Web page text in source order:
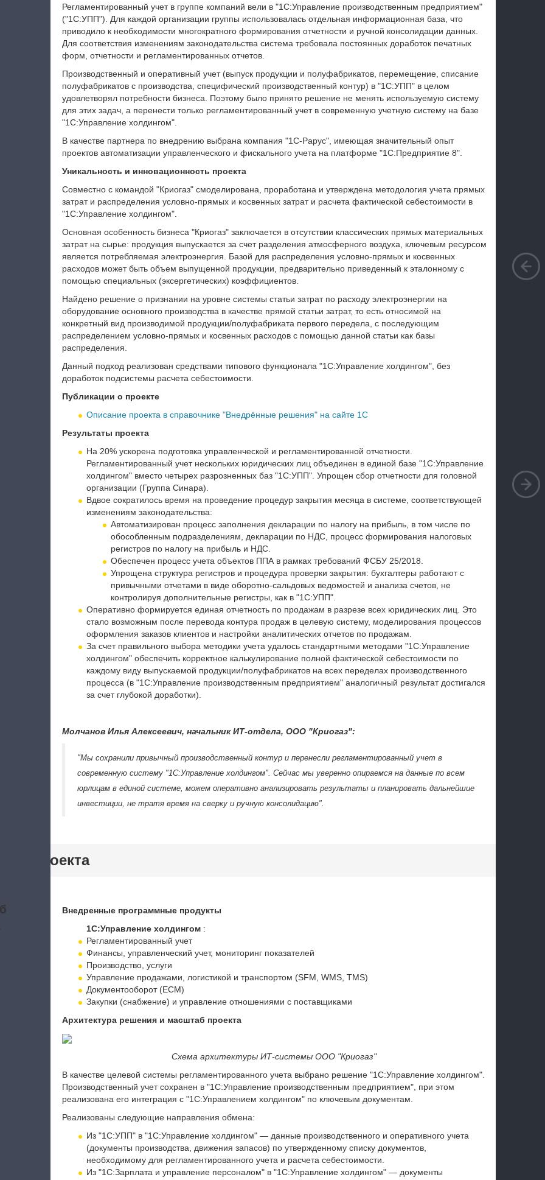
Регламентированный учет в группе компаний вели в "1С:Управление производственным предприятием"
("1С:УПП"). Для каждой организации группы использовалась отдельная информационная база, что
приводило к необходимости многократного формирования отчетности и ручной консолидации данных.
Для соответствия изменениям законодательства система требовала постоянных доработок печатных
форм, отчетности и регламентированных отчетов.
Производственный и оперативный учет (выпуск продукции и полуфабрикатов, перемещение, списание
полуфабрикатов с производства, специфический производственный контур) в "1С:УПП" в целом
удовлетворял потребности бизнеса. Поэтому было принято решение не менять используемую систему
для этих задач, а перенести только регламентированный учет в современную учетную систему на базе
"1С:Управление холдингом".
В качестве партнера по внедрению выбрана компания "1С‑Рарус", имеющая значительный опыт
проектов автоматизации управленческого и фискального учета на платформе "1С:Предприятие 8".
Уникальность и инновационность проекта
Совместно с командой "Криогаз" смоделирована, проработана и утверждена методология учета прямых
затрат и распределения условно-прямых и косвенных затрат и расчета фактической себестоимости в
"1С:Управление холдингом".
Основная особенность бизнеса "Криогаз" заключается в отсутствии классических прямых материальных
затрат на сырье: продукция выпускается за счет разделения атмосферного воздуха, ключевым ресурсом
является потребляемая электроэнергия. Базой для распределения условно-прямых и косвенных
расходов может быть объем выпущенной продукции, предварительно приведенный к эталонному с
помощью специальных (эксергетических) коэффициентов.
Найдено решение о признании на уровне системы статьи затрат по расходу электроэнергии на
оборудование основного производства в качестве прямой статьи затрат, то есть относимой на
конкретный вид производимой продукции/полуфабриката первого передела, с последующим
распределением условно-прямых и косвенных расходов с помощью данной статьи как базы
распределения.
Данный подход реализован средствами типового функционала "1С:Управление холдингом", без
доработок подсистемы расчета себестоимости.
Публикации о проекте
Описание проекта в справочнике "Внедрённые решения" на сайте 1С
Результаты проекта
На 20% ускорена подготовка управленческой и регламентированной отчетности.
Регламентированный учет нескольких юридических лиц объединен в единой базе "1С:Управление
холдингом" вместо четырех разрозненных баз "1С:УПП". Упрощен сбор отчетности для головной
организации (Группа Синара).
Вдвое сократилось время на проведение процедур закрытия месяца в системе, соответствующей
изменениям законодательства:
Автоматизирован процесс заполнения декларации по налогу на прибыль, в том числе по
обособленным подразделениям, декларации по НДС, процесс формирования налоговых
регистров по налогу на прибыль и НДС.
Обеспечен процесс учета объектов ППА в рамках требований ФСБУ 25/2018.
Упрощена структура регистров и процедура проверки закрытия: бухгалтеры работают с
привычными отчетами в виде оборотно‑сальдовых ведомостей и анализа счетов, не
контролируя дополнительные регистры, как в "1С:УПП".
Оперативно формируется единая отчетность по продажам в разрезе всех юридических лиц. Это
стало возможным после перевода контура продаж в целевую систему, моделирования процессов
оформления заказов клиентов и настройки аналитических отчетов по продажам.
За счет правильного выбора методики учета удалось стандартными методами "1С:Управление
холдингом" обеспечить корректное калькулирование полной фактической себестоимости по
каждому виду выпускаемой продукции/полуфабрикатов на всех переделах производственного
процесса (в "1С:Управление производственным предприятием" аналогичный результат достигался
за счет глубокой доработки).
Молчанов Илья Алексеевич, начальник ИТ-отдела, ООО "Криогаз":
"Мы сохранили привычный производственный контур и перенесли регламентированный учет в
современную систему "1С:Управление холдингом". Сейчас мы уверенно опираемся на данные по всем
юрлицам в единой системе, можем оперативно анализировать результаты и планировать дальнейшие
инвестиции, не тратя время на сверку и ручную консолидацию".
проекта
Внедренные программные продукты
1С:Управление холдингом:
Регламентированный учет
Финансы, управленческий учет, мониторинг показателей
Производство, услуги
Управление продажами, логистикой и транспортом (SFM, WMS, TMS)
Документооборот (ECM)
Закупки (снабжение) и управление отношениями с поставщиками
Архитектура решения и масштаб проекта
Схема архитектуры ИТ-системы ООО "Криогаз"
В качестве целевой системы регламентированного учета выбрано решение "1С:Управление холдингом".
Производственный учет сохранен в "1С:Управление производственным предприятием", при этом
реализована его интеграция с "1С:Управлением холдингом" по ключевым документам.
Реализованы следующие направления обмена:
Из "1С:УПП" в "1С:Управление холдингом" — данные производственного и оперативного учета
(документы производства, движения запасов) по утвержденному списку документов,
необходимому для регламентированного учета и расчета себестоимости.
Из "1С:Зарплата и управление персоналом" в "1С:Управление холдингом" — документы